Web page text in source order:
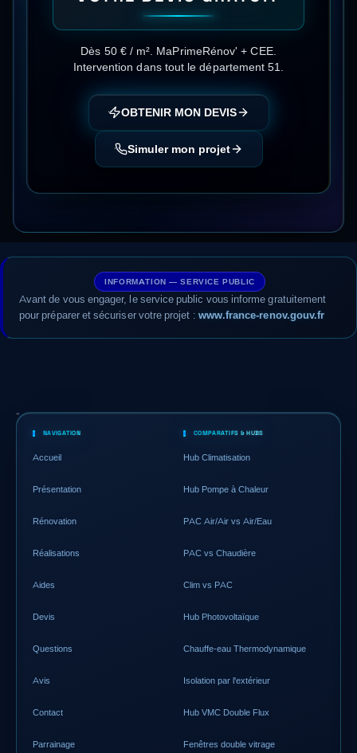
Dès 50 € / m². MaPrimeRénov' + CEE.
Intervention dans tout le département51.
OBTENIR MON DEVIS
Simuler mon projet
INFORMATION — SERVICE PUBLIC
Avant de vous engager, le service public vous informe gratuitement
pour préparer et sécuriser votre projet : www.france-renov.gouv.fr
NAVIGATION
Accueil
Présentation
Rénovation
Réalisations
Aides
Devis
Questions
Avis
Contact
Parrainage
COMPARATIFS & HUBS
Hub Climatisation
Hub Pompe à Chaleur
PAC Air/Air vs Air/Eau
PAC vs Chaudière
Clim vs PAC
Hub Photovoltaïque
Chauffe-eau Thermodynamique
Isolation par l'extérieur
Hub VMC Double Flux
Fenêtres double vitrage